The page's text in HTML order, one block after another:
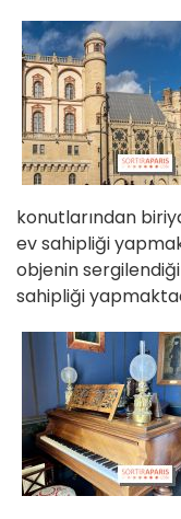
konutlarından
ev sahipliği
objenin
sahipliği